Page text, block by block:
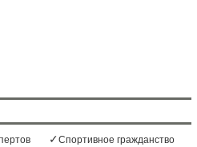
Спортивное гражданство